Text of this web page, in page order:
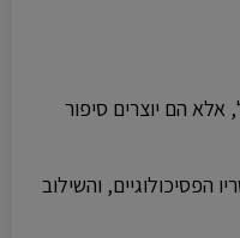
הם יוצרים סיפור
הפסיכולוגיים, והשילוב